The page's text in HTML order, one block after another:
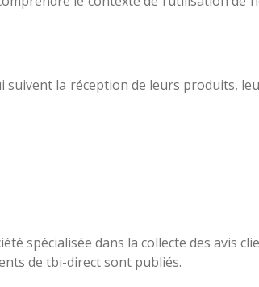
suivent la réception de leurs produits,
spécialisée dans la collecte des avis
de tbi-direct sont publiés.